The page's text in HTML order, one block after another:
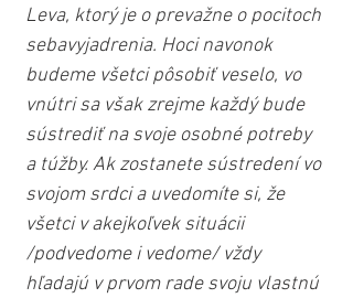
Leva, ktorý je o prevažne o pocitoch
sebavyjadrenia. Hoci navonok
budeme všetci pôsobiť veselo, vo
vnútri sa však zrejme každý bude
sústrediť na svoje osobné potreby
a túžby. Ak zostanete sústredení vo
svojom srdci a uvedomíte si, že
všetci v akejkoľvek situácii
/podvedome i vedome/ vždy
hľadajú v prvom rade svoju vlastnú